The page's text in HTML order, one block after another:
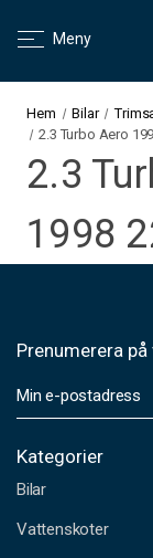
Meny
Hem Bilar
2.3 Turbo Aero
2.3
1998
Prenumerera
-
o
t
a
Kategorier
Bilar
Vattenskoter